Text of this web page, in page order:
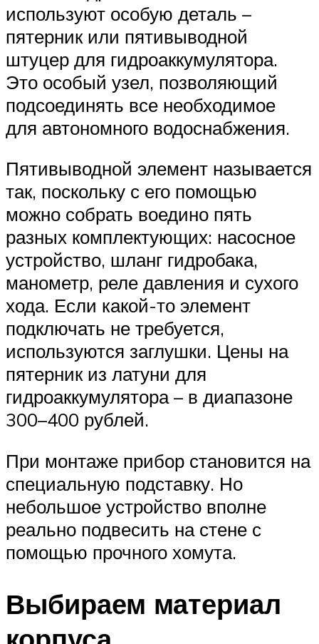
используют особую деталь –
пятерник или пятивыводной
штуцер для гидроаккумулятора.
Это особый узел, позволяющий
подсоединять все необходимое
для автономного водоснабжения.
Пятивыводной элемент называется
так, поскольку с его помощью
можно собрать воедино пять
разных комплектующих: насосное
устройство, шланг гидробака,
манометр, реле давления и сухого
хода. Если какой-то элемент
подключать не требуется,
используются заглушки. Цены на
пятерник из латуни для
гидроаккумулятора – в диапазоне
300–400 рублей.
При монтаже прибор становится на
специальную подставку. Но
небольшое устройство вполне
реально подвесить на стене с
помощью прочного хомута.
Выбираем материал